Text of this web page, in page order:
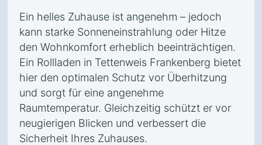
Ein helles Zuhause ist angenehm – jedoch
kann starke Sonneneinstrahlung oder Hitze
den Wohnkomfort erheblich beeinträchtigen.
Ein Rollladen in Tettenweis Frankenberg bietet
hier den optimalen Schutz vor Überhitzung
und sorgt für eine angenehme
Raumtemperatur. Gleichzeitig schützt er vor
neugierigen Blicken und verbessert die
Sicherheit Ihres Zuhauses.